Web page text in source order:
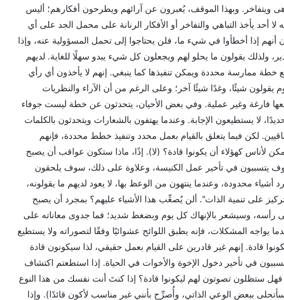
ويتفاخر. وبهذا الموقف، يُعبرون عن آرائهم ويطرحون أفكارهم؛ أليس
أحد يأخذ التباهي والتفاخر أو الأفكار الرنانة على محمل الجد على أي
أنهم إذا أخطأوا في شيء ما، فلن يحتاجوا إلى تحمل المسؤولية عنه، وإذا
ولذلك يقولون ما يحلو لهم ويجعلون كل شيء يبدو سهلًا للغاية. لديهم
خطة ممارسة محددة ويمكن تنفيذها كما ينبغي. إنهم لا يأخذون أي رأي
شيئًا، وغدًا شيئًا آخر؛ وعلى الرغم من أن الآراء والنظريات
فارغة وغير عملية. وفي بعض الأحيان، يتحدثون عن خطة ليست جوفاء
لا يستطيعون الإجابة. وعندما يهتفون بالشعارات ويتحدثون بالكلمات
لكن فيما يتعلق بالقيام بعمل محدد وتنفيذ خطط محددة، فإنهم
لأناس كهؤلاء أن يكونوا قادة؟ (لا). إذًا، ماذا ستكون عواقب أن يصبح
يتسببون في تأخير عمل الكنيسة، وعلاوة على ذلك، سوف يلحقون
محدودة، وعندما ينتهون من الوعظ بها، لا يعود لديهم ما يقولونه،
على تنمية الذات". ألن يُصعِّب هذا الأشياء عليهم؟ بمجرد أن يصبح
رأسه، وسيشعر بالإنهاك كل يوم وبضغط شديد؛ فما جدوى معاناته على
يواجه المشكلات، فإنه يطبق اللوائح عشوائيًا وفقًا لتصوراته ولا يستطيع
قادة. إنهم غير قادرين على القيام بعمل حقيقي، لذا سيكونون قادة
في تأخير دخول الإخوة والأخوات في الحياة. إذا استطعتم اكتشاف
ستظلون تصوتون لهم ليكونوا قادة؟ إذا كنتَ أنت نفسك من هذا النوع
ببعض الوعي الذاتي، وأُصرِّح بأنني غير مناسب لأكون قائدًا). وإذا